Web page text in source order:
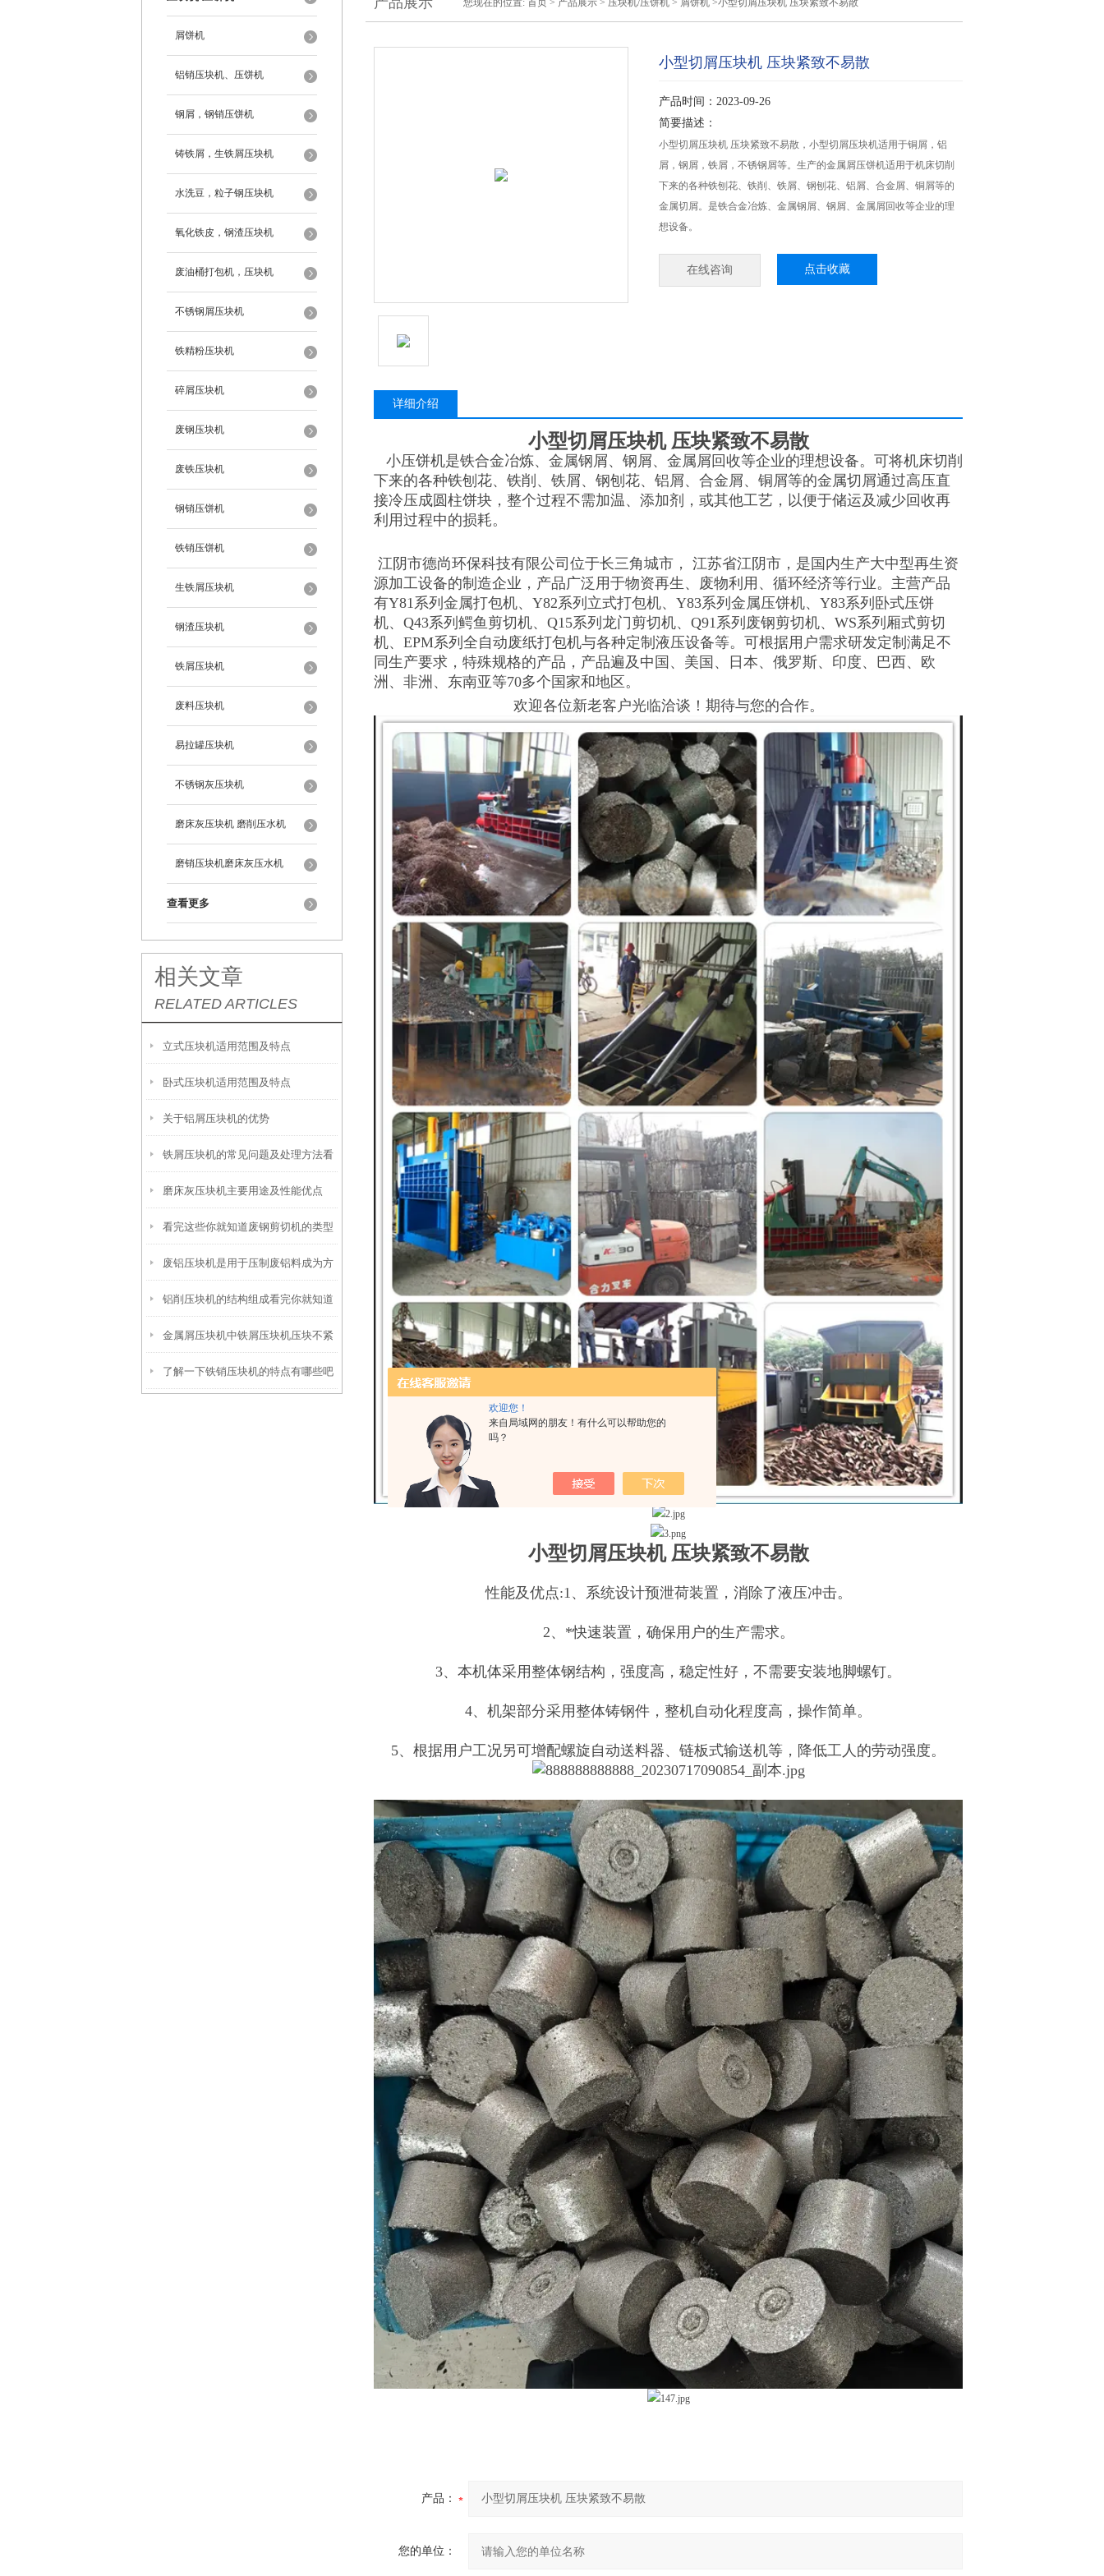
欢迎您！
来自局域网的朋友！有什么可以帮助您的
吗？
屑饼机
铝销压块机、压饼机
钢屑，钢销压饼机
铸铁屑，生铁屑压块机
水洗豆，粒子钢压块机
氧化铁皮，钢渣压块机
废油桶打包机，压块机
不锈钢屑压块机
铁精粉压块机
碎屑压块机
废钢压块机
废铁压块机
钢销压饼机
铁销压饼机
生铁屑压块机
钢渣压块机
铁屑压块机
废料压块机
易拉罐压块机
不锈钢灰压块机
磨床灰压块机 磨削压水机
磨销压块机磨床灰压水机
查看更多
相关文章
RELATED ARTICLES
立式压块机适用范围及特点
卧式压块机适用范围及特点
关于铝屑压块机的优势
铁屑压块机的常见问题及处理方法看
完便知
磨床灰压块机主要用途及性能优点
看完这些你就知道废钢剪切机的类型
有哪些了
废铝压块机是用于压制废铝料成为方
形或圆柱形块状物的设备
铝削压块机的结构组成看完你就知道
了
金属屑压块机中铁屑压块机压块不紧
实原因及解决方法
了解一下铁销压块机的特点有哪些吧
您现在的位置: 首页 > 产品展示 > 压块机/压饼机 > 屑饼机 >小型切屑压块机 压块紧致不易散
小型切屑压块机 压块紧致不易散
产品时间：2023-09-26
简要描述：
小型切屑压块机 压块紧致不易散，小型切屑压块机适用于铜屑，铝
屑，钢屑，铁屑，不锈钢屑等。生产的金属屑压饼机适用于机床切削
下来的各种铁刨花、铁削、铁屑、钢刨花、铝屑、合金屑、铜屑等的
金属切屑。是铁合金冶炼、金属钢屑、钢屑、金属屑回收等企业的理
想设备。
在线咨询 点击收藏
详细介绍
小型切屑压块机 压块紧致不易散
小压饼机是铁合金冶炼、金属钢屑、钢屑、金属屑回收等企业的理想设备。可将机床切削
下来的各种铁刨花、铁削、铁屑、钢刨花、铝屑、合金屑、铜屑等的金属切屑通过高压直
接冷压成圆柱饼块，整个过程不需加温、添加剂，或其他工艺，以便于储运及减少回收再
利用过程中的损耗。
江阴市德尚环保科技有限公司位于长三角城市， 江苏省江阴市，是国内生产大中型再生资
源加工设备的制造企业，产品广泛用于物资再生、废物利用、循环经济等行业。 主营产品
有Y81系列金属打包机、Y82系列立式打包机、Y83系列金属压饼机、Y83系列卧式压饼
机、Q43系列鳄鱼剪切机、Q15系列龙门剪切机、Q91系列废钢剪切机、WS系列厢式剪切
机、EPM系列全自动废纸打包机与各种定制液压设备等。可根据用户需求研发定制满足不
同生产要求，特殊规格的产品，产品遍及中国、美国、日本、俄罗斯、印度、巴西、欧
洲、非洲、东南亚等70多个国家和地区。
欢迎各位新老客户光临洽谈！期待与您的合作。
小型切屑压块机 压块紧致不易散
性能及优点:1、系统设计预泄荷装置，消除了液压冲击。
2、*快速装置，确保用户的生产需求。
3、本机体采用整体钢结构，强度高，稳定性好，不需要安装地脚螺钉。
4、机架部分采用整体铸钢件，整机自动化程度高，操作简单。
5、根据用户工况另可增配螺旋自动送料器、链板式输送机等，降低工人的劳动强度。
产品：
您的单位：